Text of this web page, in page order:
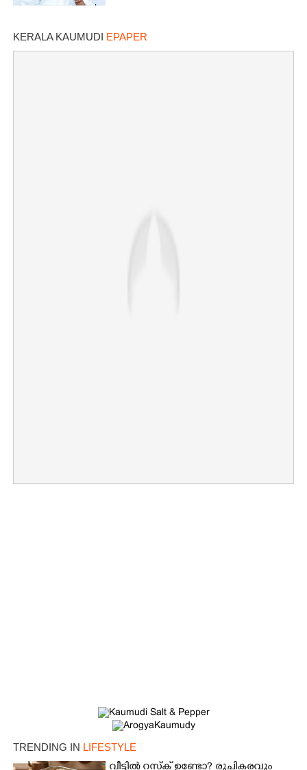
KERALA KAUMUDI EPAPER
TRENDING IN LIFESTYLE